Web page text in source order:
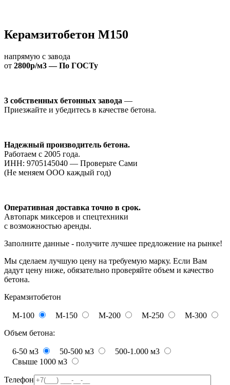
Керамзитобетон М150
напрямую с завода
от 2800р/м3 — По ГОСТу
3 собственных бетонных завода —
Приезжайте и убедитесь в качестве бетона.
Надежный производитель бетона.
Работаем с 2005 года.
ИНН: 9705145040 — Проверьте Сами
(Не меняем ООО каждый год)
Оперативная доставка точно в срок.
Автопарк миксеров и спецтехники
с возможностью аренды.
Заполните данные - получите лучшее предложение на рынке!
Мы сделаем лучшую цену на требуемую марку. Если Вам
дадут цену ниже, обязательно проверяйте объем и качество
бетона.
Керамзитобетон
М-100 М-150 М-200 М-250
М-300
Объем бетона:
6-50 м3 50-500 м3
500-1.000 м3
Свыше 1000 м3
Телефон